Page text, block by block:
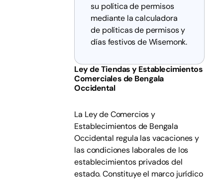
su política de permisos
mediante la calculadora
de políticas de permisos y
días festivos de Wisemonk.
Ley de Tiendas y Establecimientos
Comerciales de Bengala
Occidental
La Ley de Comercios y
Establecimientos de Bengala
Occidental regula las vacaciones y
las condiciones laborales de los
establecimientos privados del
estado. Constituye el marco jurídico